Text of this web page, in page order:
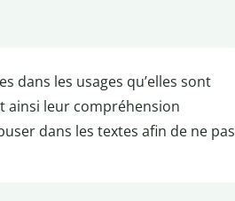
dans les usages qu’elles sont
ainsi leur compréhension
dans les textes afin de ne pas